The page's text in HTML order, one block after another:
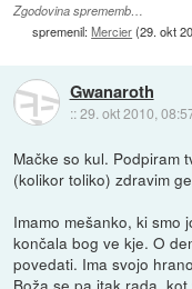
Zgodovina sprememb…
spremenil:Mercier(29. okt
Gwanaroth
::29. okt 2010,
Mačke so kul. Podpiram
(kolikor toliko) zdravim
Imamo mešanko, ki smo
končala bog ve kje. O
povedati. Ima svojo
Boža se pa itak rada, kot